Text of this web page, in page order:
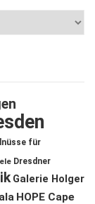
für
Dresdner
Galerie Holger
HOPE Cape